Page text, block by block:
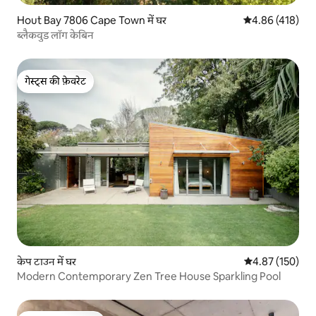
Hout Bay 7806 Cape Town में घर औसत रेटिंग 5 में से
4.86 (418)
ब्लैकवुड लॉग केबिन
गेस्ट्स की फ़ेवरेट
गेस्ट्स की फ़ेवरेट
केप टाउन में घर औसत रेटिंग 5 में से
4.87 (150)
Modern Contemporary Zen Tree House Sparkling Pool